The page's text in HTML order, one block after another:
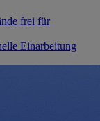
frei für
Einarbeitung